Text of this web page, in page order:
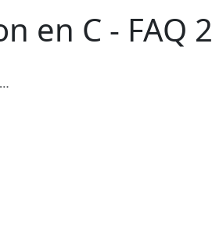
en C - FAQ 2